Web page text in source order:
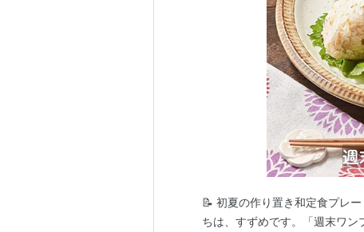
📝 初夏の作り置き和定食プレ
ちは、すずめです。「週末ワ